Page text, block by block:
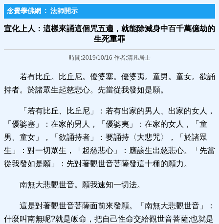
念覺學佛網 : 法師開示
宣化上人：這樣來誦這個咒五遍，就能除滅身中百千萬億劫的
生死重罪
時間:2019/10/16 作者:清凡居士
若有比丘。比丘尼。優婆塞。優婆夷。童男。童女。欲誦
持者。於諸眾生起慈悲心。先當從我發如是願。
「若有比丘、比丘尼」：若有出家的男人、出家的女人，
「優婆塞」：在家的男人，「優婆夷」：在家的女人，「童
男、童女」，「欲誦持者」：要誦持〈大悲咒〉，「於諸眾
生」：對一切眾生，「起慈悲心」：應該生出慈悲心。「先當
從我發如是願」：先對著觀世音菩薩發這十種的願力。
南無大悲觀世音。願我速知一切法。
這是對著觀世音菩薩面前來發願。「南無大悲觀世音」：
什麼叫南無呢?就是皈命，把自己性命交給觀世音菩薩;也就是